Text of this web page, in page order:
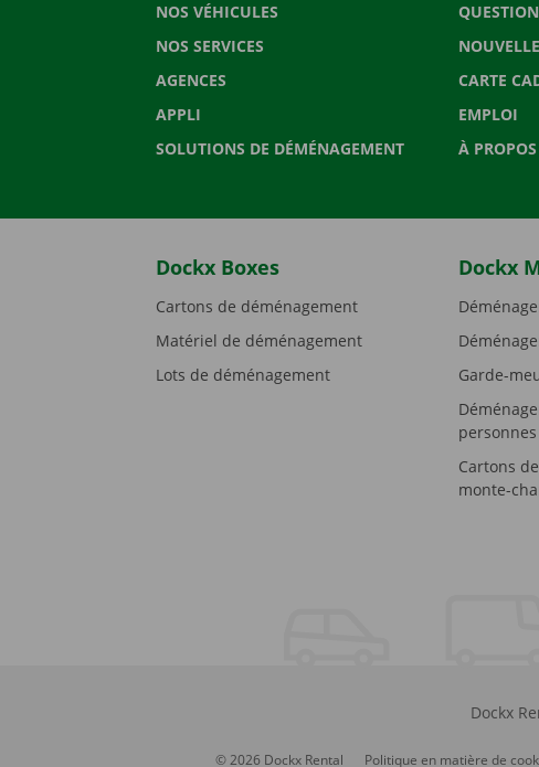
NOS VÉHICULES
NOS SERVICES
AGENCES
APPLI
SOLUTIONS DE DÉMÉNAGEMENT
CARTE
EMPLOI
À
Dockx Boxes
Cartons de déménagement
Matériel de déménagement
Lots de déménagement
Dockx
Garde-
Cartons
monte-
Dockx
© 2026 Dockx Rental Politique en matière de